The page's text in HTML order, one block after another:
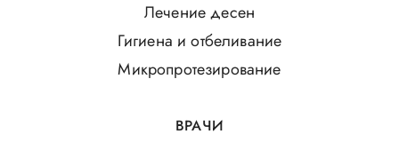
Лечение десен
Гигиена и отбеливание
Микропротезирование
ВРАЧИ